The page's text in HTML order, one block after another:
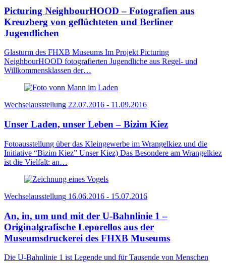
Picturing NeighbourHOOD – Fotografien aus
Kreuzberg von geflüchteten und Berliner
Jugendlichen
Glasturm des FHXB Museums Im Projekt Picturing
NeighbourHOOD fotografierten Jugendliche aus Regel- und
Willkommensklassen der…
Wechselausstellung 22.07.2016 - 11.09.2016
Unser Laden, unser Leben – Bizim Kiez
Fotoausstellung über das Kleingewerbe im Wrangelkiez und die
Initiative “Bizim Kiez” Unser Kiez) Das Besondere am Wrangelkiez
ist die Vielfalt: an…
Wechselausstellung 16.06.2016 - 15.07.2016
An, in, um und mit der U-Bahnlinie 1 –
Originalgrafische Leporellos aus der
Museumsdruckerei des FHXB Museums
Die U-Bahnlinie 1 ist Legende und für Tausende von Menschen